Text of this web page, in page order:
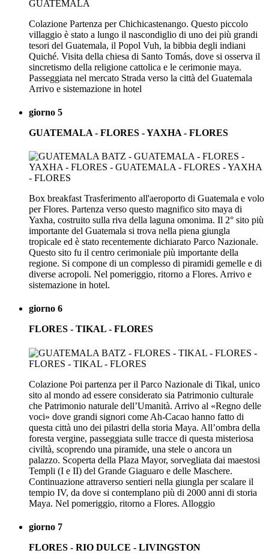
Colazione Partenza per Chichicastenango. Questo piccolo
villaggio è stato a lungo il nascondiglio di uno dei più grandi
tesori del Guatemala, il Popol Vuh, la bibbia degli indiani
Quiché. Visita della chiesa di Santo Tomás, dove si osserva il
sincretismo della religione cattolica e le cerimonie maya.
Passeggiata nel mercato Strada verso la città del Guatemala
Arrivo e sistemazione in hotel
giorno 5
GUATEMALA - FLORES - YAXHA - FLORES
Box breakfast Trasferimento all'aeroporto di Guatemala e volo
per Flores. Partenza verso questo magnifico sito maya di
Yaxha, costruito sulla riva della laguna omonima. Il 2° sito più
importante del Guatemala si trova nella piena giungla
tropicale ed è stato recentemente dichiarato Parco Nazionale.
Questo sito fu il centro cerimoniale più importante della
regione. Si compone di un complesso di piramidi gemelle e di
diverse acropoli. Nel pomeriggio, ritorno a Flores. Arrivo e
sistemazione in hotel.
giorno 6
FLORES - TIKAL - FLORES
Colazione Poi partenza per il Parco Nazionale di Tikal, unico
sito al mondo ad essere considerato sia Patrimonio culturale
che Patrimonio naturale dell’Umanità. Arrivo al «Regno delle
voci» dove grandi signori come Ah-Cacao hanno fatto di
questa città uno dei pilastri della storia Maya. All’ombra della
foresta vergine, passeggiata sulle tracce di questa misteriosa
civiltà, scoprendo una piramide, una stele o ancora un
palazzo. Scoperta della Plaza Mayor, sorvegliata dai maestosi
Templi (I e II) del Grande Giaguaro e delle Maschere.
Continuazione attraverso sentieri nella giungla per scalare il
tempio IV, da dove si contemplano più di 2000 anni di storia
Maya. Nel pomeriggio, ritorno a Flores. Alloggio
giorno 7
FLORES - RIO DULCE - LIVINGSTON